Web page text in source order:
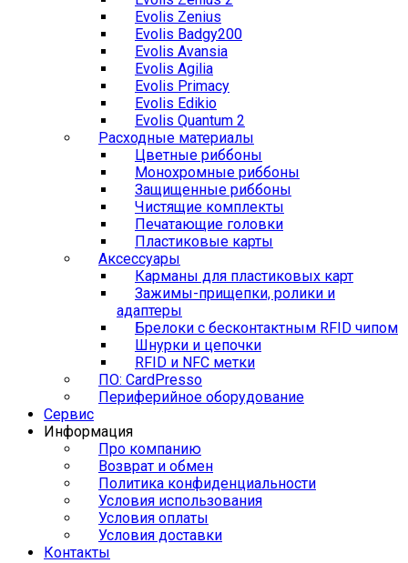
Evolis Zenius
Evolis Badgy200
Evolis Avansia
Evolis Agilia
Evolis Primacy
Evolis Edikio
Evolis Quantum 2
Расходные материалы
Цветные риббоны
Монохромные риббоны
Защищенные риббоны
Чистящие комплекты
Печатающие головки
Пластиковые карты
Аксессуары
Карманы для пластиковых карт
Зажимы-прищепки, ролики и
адаптеры
Брелоки с бесконтактным RFID чипом
Шнурки и цепочки
RFID и NFC метки
ПО: CardPresso
Периферийное оборудование
Сервис
Информация
Про компанию
Возврат и обмен
Политика конфиденциальности
Условия использования
Условия оплаты
Условия доставки
Контакты